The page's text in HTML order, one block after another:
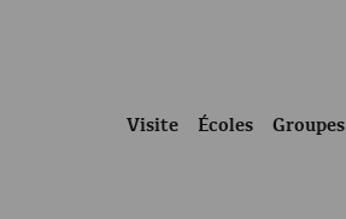
Visite Écoles Groupes